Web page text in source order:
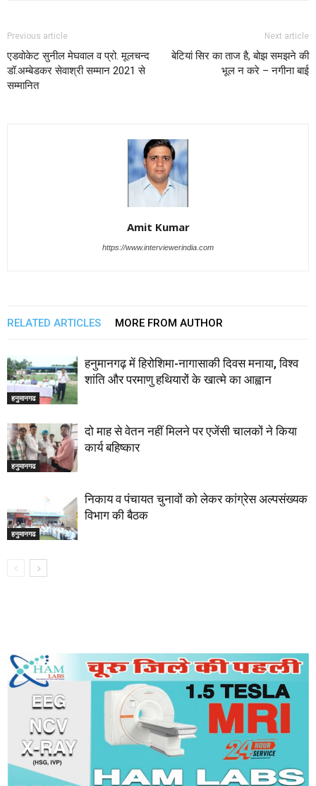
Previous article
एडवोकेट सुनील मेघवाल व प्रो. मूलचन्द
डॉ.अम्बेडकर सेवाश्री सम्मान 2021 से
सम्मानित
Next article
बेटियां सिर का ताज है, बोझ समझने की
भूल न करे – नगीना बाई
Amit Kumar
https://www.interviewerindia.com
RELATED ARTICLES MORE FROM AUTHOR
हनुमानगढ
हनुमानगढ़ में हिरोशिमा-नागासाकी दिवस मनाया, विश्व
शांति और परमाणु हथियारों के खात्मे का आह्वान
हनुमानगढ
दो माह से वेतन नहीं मिलने पर एजेंसी चालकों ने किया
कार्य बहिष्कार
हनुमानगढ
निकाय व पंचायत चुनावों को लेकर कांग्रेस अल्पसंख्यक
विभाग की बैठक